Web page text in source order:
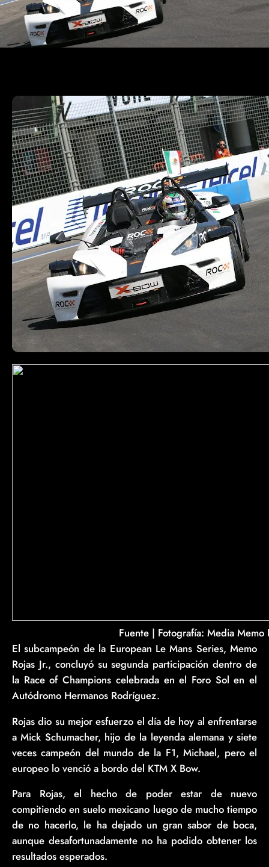
Fuente | Fotografía: Media Memo
El subcampeón de la European Le Mans Series, Memo
Rojas Jr., concluyó su segunda participación dentro de
la Race of Champions celebrada en el Foro Sol en el
Autódromo Hermanos Rodríguez.
Rojas dio su mejor esfuerzo el día de hoy al enfrentarse
a Mick Schumacher, hijo de la leyenda alemana y siete
veces campeón del mundo de la F1, Michael, pero el
europeo lo venció a bordo del KTM X Bow.
Para Rojas, el hecho de poder estar de nuevo
compitiendo en suelo mexicano luego de mucho tiempo
de no hacerlo, le ha dejado un gran sabor de boca,
aunque desafortunadamente no ha podido obtener los
resultados esperados.